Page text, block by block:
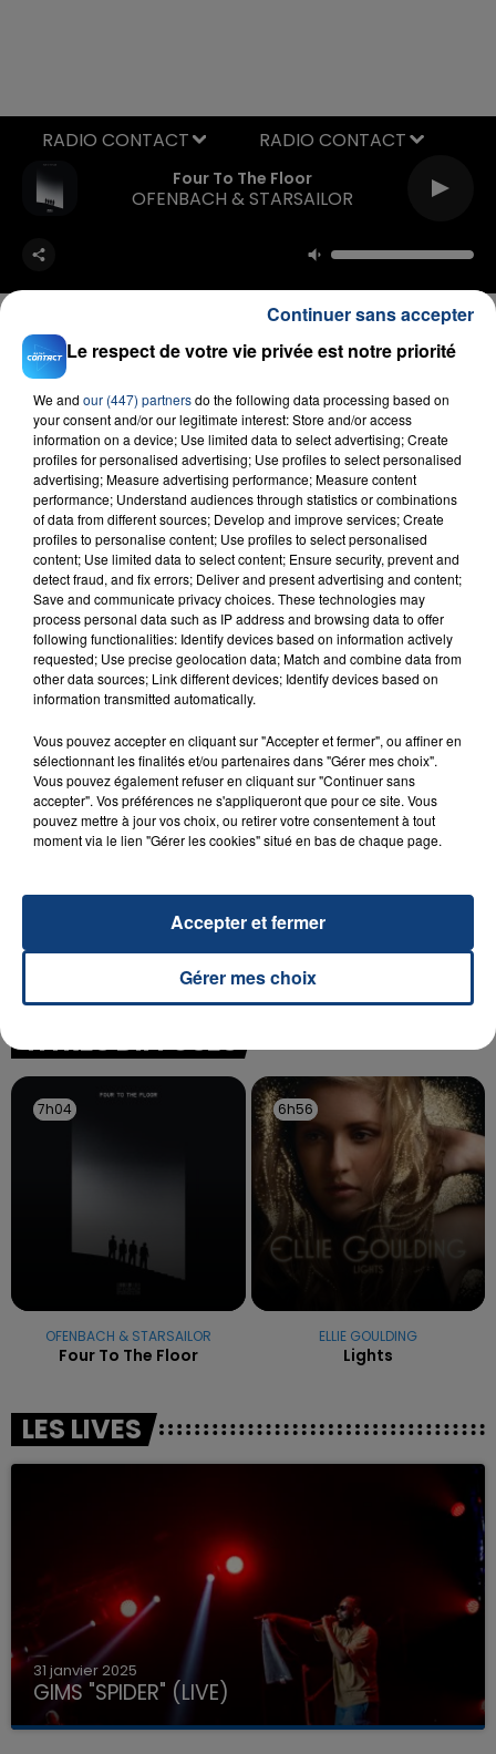
Four To The Floor
OFENBACH & STARSAILOR
RADIO CONTACT
FIL D'ACTU
23 juillet 2026
INCENDIE MORTEL À LENS : UNE FEMME ET
SON BÉBÉ ENTRE LA VIE ET LA...
Un homme s'est immolé par le feu après avoir
d'un liquide inflammable.
20 juillet 2026
UNE ADOLESCENTE DEVANT SE FAIRE
La famille a porté plainte contre la clinique qui a
reconnu sa responsabilité et présenté ses
TITRES DIFFUSÉS
7h04
7h04
OFENBACH & STARSAILOR
Four To The Floor
6h56
6h56
ELLIE GOULDING
Lights
LES LIVES
31 janvier 2025
GIMS "SPIDER" (LIVE)
Le respect de votre vie privée est notre priorité
We and our (447) partnersdo the following data processing based on
your consent and/or our legitimate interest: Store and/or access
information on a device; Use limited data to select advertising; Create
profiles for personalised advertising; Use profiles to select personalised
advertising; Measure advertising performance; Measure content
performance; Understand audiences through statistics or combinations
of data from different sources; Develop and improve services; Create
profiles to personalise content; Use profiles to select personalised
content; Use limited data to select content; Ensure security, prevent and
detect fraud, and fix errors; Deliver and present advertising and content;
Save and communicate privacy choices. These technologies may
process personal data such as IP address and browsing data to offer
following functionalities: Identify devices based on information actively
requested; Use precise geolocation data; Match and combine data from
other data sources; Link different devices; Identify devices based on
information transmitted automatically.
Vous pouvez accepter en cliquant sur "Accepter et fermer", ou affiner en
sélectionnant les finalités et/ou partenaires dans "Gérer mes choix".
Vous pouvez également refuser en cliquant sur "Continuer sans
accepter". Vos préférences ne s'appliqueront que pour ce site. Vous
pouvez mettre à jour vos choix, ou retirer votre consentement à tout
moment via le lien "Gérer les cookies" situé en bas de chaque page.
Gérer mes choix
Accepter et fermer
Continuer sans accepter